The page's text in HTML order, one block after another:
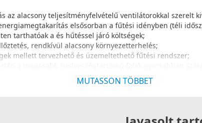
az alacsony teljesítményfelvételű ventilátorokkal szerelt
elsősorban a fűtési idényben (téli
tarthatóak a és hűtéssel járó költségek;
rendkívül alacsony környezetterhelés;
mellett tervezhető és üzemeltethető fűtési rendszer;
és kedvezőbb biztosítási feltételek érhetőek el
MUTASSON TÖBBET